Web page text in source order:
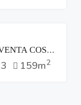
RESIDENCIA DE PLAYA EN VENTA COSTA DEL SOL
3 159m2